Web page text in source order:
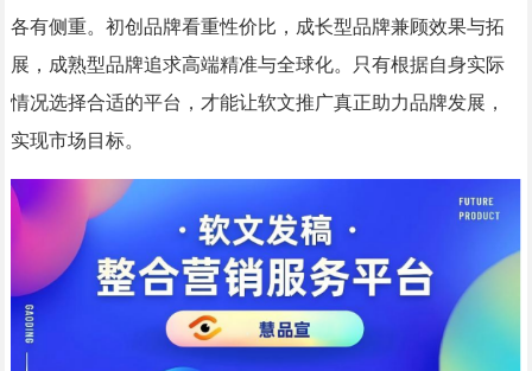
各有侧重。初创品牌看重性价比，成长型品牌兼顾效果与拓
展，成熟型品牌追求高端精准与全球化。只有根据自身实际
情况选择合适的平台，才能让软文推广真正助力品牌发展，
实现市场目标。